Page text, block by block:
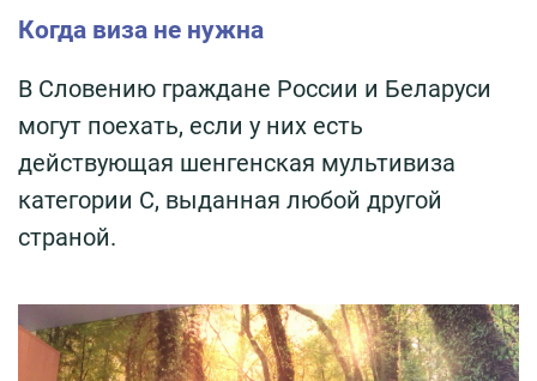
Когда виза не нужна
В Словению граждане России и Беларуси
могут поехать, если у них есть
действующая шенгенская мультивиза
категории С, выданная любой другой
страной.